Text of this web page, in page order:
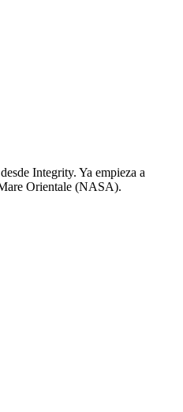
Integrity. Ya empieza a
Orientale (NASA).